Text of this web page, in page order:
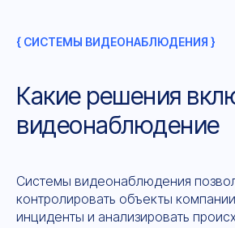
{ СИСТЕМЫ ВИДЕОНАБЛЮДЕНИЯ }
Какие решения
видеонаблюдение
Системы видеонаблюдения
контролировать объекты
инциденты и анализировать